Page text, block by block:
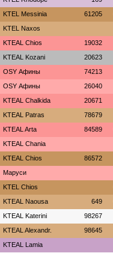
KTEL Messinia 61205
KTEL Naxos
KTEAL Chios 19032
KTEAL Kozani 20623
OSY Афины 74213
OSY Афины 26040
KTEAL Chalkida 20671
KTEAL Patras 78679
KTEAL Arta 84589
KTEAL Chania
KTEAL Chios 86572
Маруси
KTEL Chios
KTEAL Naousa 649
KTEAL Katerini 98267
KTEAL Alexandr. 98645
KTEAL Lamia